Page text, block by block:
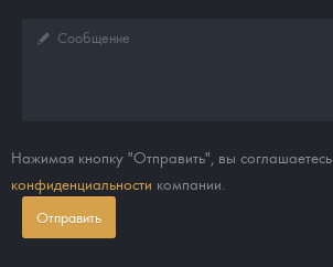
Нажимая кнопку "Отправить", вы соглашаетесь
конфиденциальности компании.
Отправить